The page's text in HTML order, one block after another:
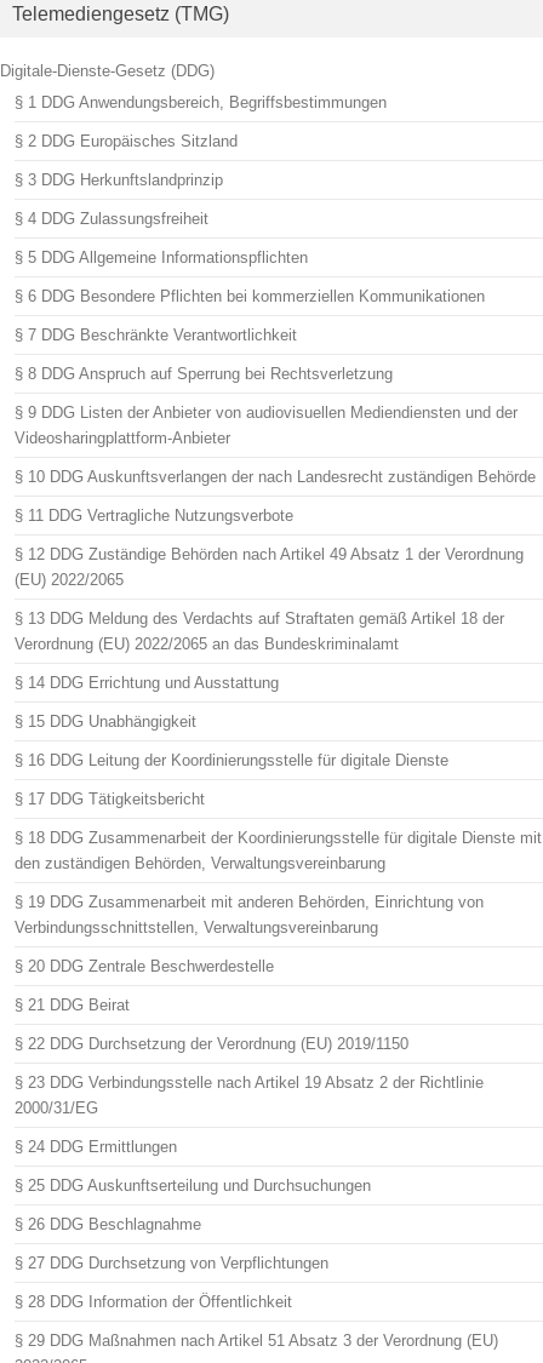
Telemediengesetz (TMG)
Digitale-Dienste-Gesetz (DDG)
§ 1 DDG Anwendungsbereich, Begriffsbestimmungen
§ 2 DDG Europäisches Sitzland
§ 3 DDG Herkunftslandprinzip
§ 4 DDG Zulassungsfreiheit
§ 5 DDG Allgemeine Informationspflichten
§ 6 DDG Besondere Pflichten bei kommerziellen Kommunikationen
§ 7 DDG Beschränkte Verantwortlichkeit
§ 8 DDG Anspruch auf Sperrung bei Rechtsverletzung
§ 9 DDG Listen der Anbieter von audiovisuellen Mediendiensten und der
Videosharingplattform-Anbieter
§ 10 DDG Auskunftsverlangen der nach Landesrecht zuständigen Behörde
§ 11 DDG Vertragliche Nutzungsverbote
§ 12 DDG Zuständige Behörden nach Artikel 49 Absatz 1 der Verordnung
(EU) 2022/2065
§ 13 DDG Meldung des Verdachts auf Straftaten gemäß Artikel 18 der
Verordnung (EU) 2022/2065 an das Bundeskriminalamt
§ 14 DDG Errichtung und Ausstattung
§ 15 DDG Unabhängigkeit
§ 16 DDG Leitung der Koordinierungsstelle für digitale Dienste
§ 17 DDG Tätigkeitsbericht
§ 18 DDG Zusammenarbeit der Koordinierungsstelle für digitale Dienste mit
den zuständigen Behörden, Verwaltungsvereinbarung
§ 19 DDG Zusammenarbeit mit anderen Behörden, Einrichtung von
Verbindungsschnittstellen, Verwaltungsvereinbarung
§ 20 DDG Zentrale Beschwerdestelle
§ 21 DDG Beirat
§ 22 DDG Durchsetzung der Verordnung (EU) 2019/1150
§ 23 DDG Verbindungsstelle nach Artikel 19 Absatz 2 der Richtlinie
2000/31/EG
§ 24 DDG Ermittlungen
§ 25 DDG Auskunftserteilung und Durchsuchungen
§ 26 DDG Beschlagnahme
§ 27 DDG Durchsetzung von Verpflichtungen
§ 28 DDG Information der Öffentlichkeit
§ 29 DDG Maßnahmen nach Artikel 51 Absatz 3 der Verordnung (EU)